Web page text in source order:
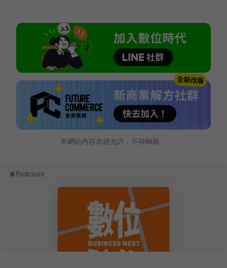
本網站內容未經允許，不得轉載。